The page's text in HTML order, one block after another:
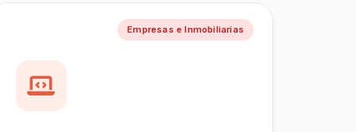
Empresas e Inmobiliarias